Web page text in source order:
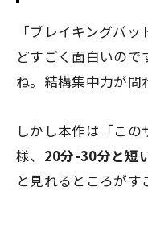
「ブレイキングバ
どすごく面白いので
ね。結構集中力が問
しかし本作は「こ
様、 20分-30分と短
と見れるところがす